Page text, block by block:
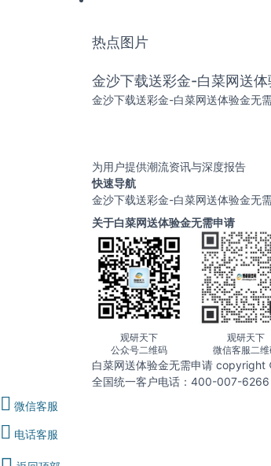
热点图片
金沙下载送彩金-白菜网送
金沙下载送彩金-白菜网送体验金无
为用户提供潮流资讯与深度报告
快速导航
金沙下载送彩金-白菜网送体验金无
关于白菜网送体验金无需申请
观研天下
公众号二维码
观研天下
微信客服二
白菜网送体验金无需申请 copyright
全国统一客户电话：400-007-
微信客服
电话客服